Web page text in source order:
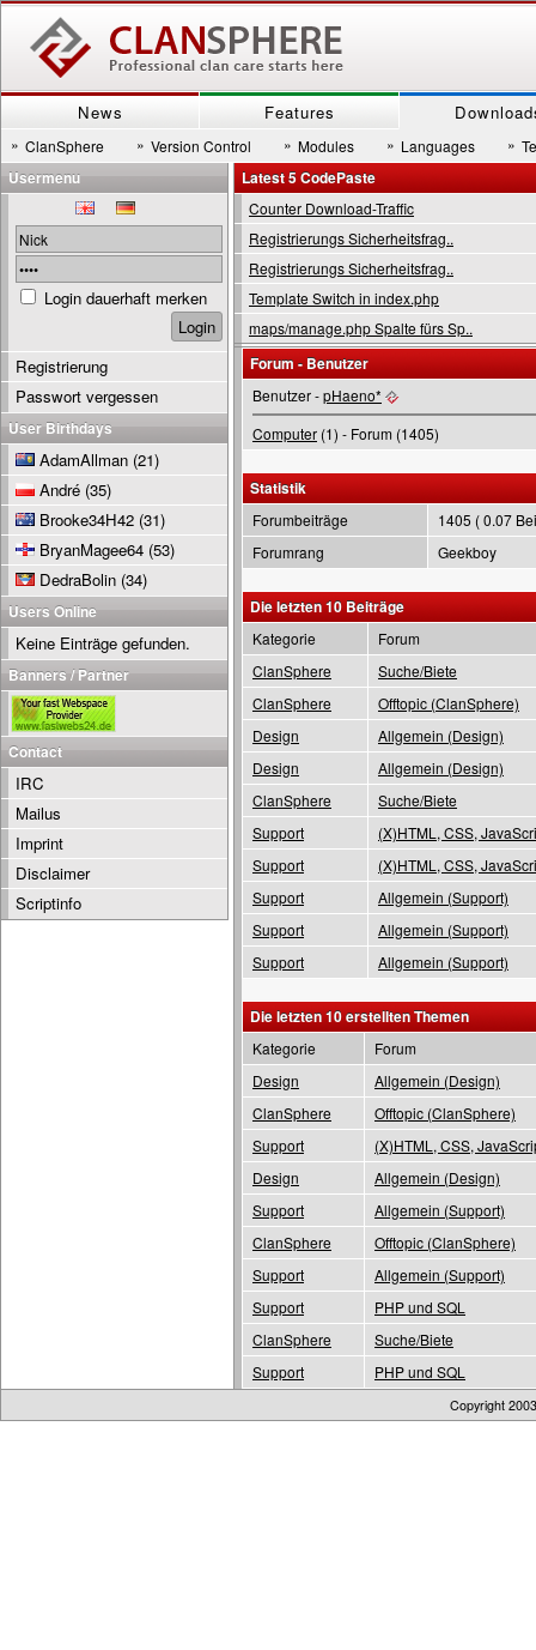
News Features
» ClanSphere » Version Control » Modules » Languages »
Latest 5 CodePaste
Counter Download-Traffic
Registrierungs Sicherheitsfrag..
Registrierungs Sicherheitsfrag..
Template Switch in index.php
maps/manage.php Spalte fürs Sp..
Forum - Benutzer
Benutzer -pHaeno*
Computer (1) - Forum (1405)
Statistik
Forumbeiträge
1405 ( 0.07
Forumrang
Geekboy
Die letzten 10 Beiträge
Kategorie
Forum
ClanSphere
Suche/Biete
ClanSphere
Offtopic (ClanSphere)
Design
Allgemein (Design)
Design
Allgemein (Design)
ClanSphere
Suche/Biete
Support
(X)HTML, CSS,
Support
(X)HTML, CSS,
Support
Allgemein (Support)
Support
Allgemein (Support)
Support
Allgemein (Support)
Die letzten 10 erstellten Themen
Kategorie
Forum
Design
Allgemein (Design)
ClanSphere
Offtopic (ClanSphere)
Support
(X)HTML, CSS,
Design
Allgemein (Design)
Support
Allgemein (Support)
ClanSphere
Offtopic (ClanSphere)
Support
Allgemein (Support)
Support
PHP und SQL
ClanSphere
Suche/Biete
Support
PHP und SQL
Usermenu
Login dauerhaft merken
Registrierung
Passwort vergessen
User Birthdays
AdamAllman (21)
André (35)
Brooke34H42 (31)
BryanMagee64 (53)
DedraBolin (34)
Users Online
Keine Einträge gefunden.
Banners / Partner
Contact
IRC
Mailus
Imprint
Disclaimer
Scriptinfo
Copyright